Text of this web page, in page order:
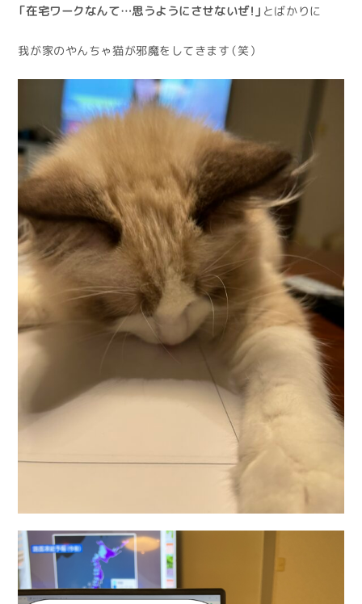
「在宅ワークなんて…思うようにさせないぜ！」 とばかりに
我が家のやんちゃ猫が邪魔をしてきます（笑）